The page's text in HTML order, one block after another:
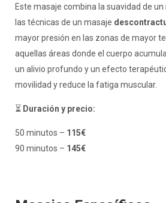
Este masaje combina la suavidad de
las técnicas de un masaje
mayor presión en las zonas de mayor
aquellas áreas donde el cuerpo
un alivio profundo y un efecto
movilidad y reduce la fatiga muscular.
⏳ Duración y precio:
50 minutos – 115€
90 minutos – 145€